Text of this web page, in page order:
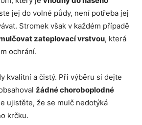
jej do volné půdy, není potřeba jej
Stromek však v každém případě
zateplovací vrstvou, která
ochrání.
kvalitní a čistý. Při výběru si dejte
žádné choroboplodné
ujistěte, že se mulč nedotýká
krčku.